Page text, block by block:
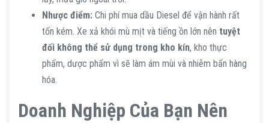
Nhược điểm: Chi phí mua dầu Diesel để vận hành rất
tốn kém. Xe xả khói mù mịt và tiếng ồn lớn nên tuyệt
đối không thể sử dụng trong kho kín, kho thực
phẩm, dược phẩm vì sẽ làm ám mùi và nhiễm bẩn hàng
hóa.
Doanh Nghiệp Của Bạn Nên